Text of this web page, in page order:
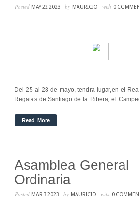
Posted MAY 22 2023 by MAURICIO with 0
Del 25 al 28 de mayo, tendrá lugar,en el
Regatas de Santiago de la Ribera, el
Read More
Asamblea General
Ordinaria
Posted MAR 3 2023 by MAURICIO with 0